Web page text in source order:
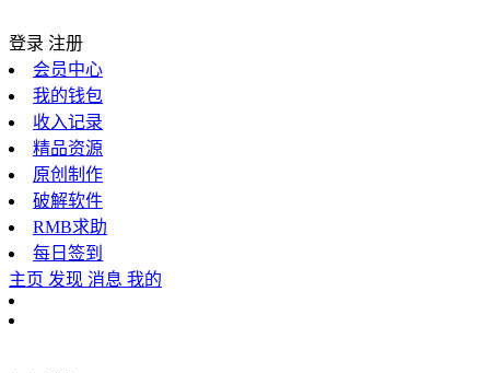
登录 注册
会员中心
我的钱包
收入记录
精品资源
原创制作
破解软件
RMB求助
每日签到
主页 发现 消息 我的